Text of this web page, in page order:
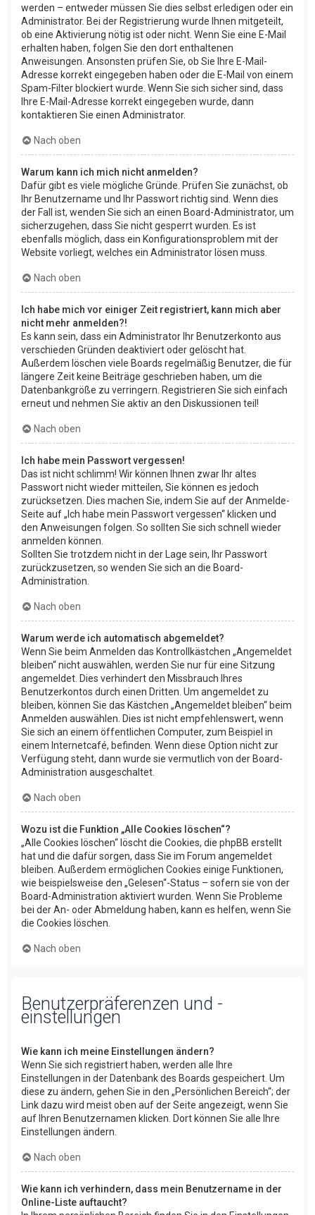
werden – entweder müssen Sie dies selbst erledigen oder ein
Administrator. Bei der Registrierung wurde Ihnen mitgeteilt,
ob eine Aktivierung nötig ist oder nicht. Wenn Sie eine E-Mail
erhalten haben, folgen Sie den dort enthaltenen
Anweisungen. Ansonsten prüfen Sie, ob Sie Ihre E-Mail-
Adresse korrekt eingegeben haben oder die E-Mail von einem
Spam-Filter blockiert wurde. Wenn Sie sich sicher sind, dass
Ihre E-Mail-Adresse korrekt eingegeben wurde, dann
kontaktieren Sie einen Administrator.
Nach oben
Warum kann ich mich nicht anmelden?
Dafür gibt es viele mögliche Gründe. Prüfen Sie zunächst, ob
Ihr Benutzername und Ihr Passwort richtig sind. Wenn dies
der Fall ist, wenden Sie sich an einen Board-Administrator, um
sicherzugehen, dass Sie nicht gesperrt wurden. Es ist
ebenfalls möglich, dass ein Konfigurationsproblem mit der
Website vorliegt, welches ein Administrator lösen muss.
Nach oben
Ich habe mich vor einiger Zeit registriert, kann mich aber
nicht mehr anmelden?!
Es kann sein, dass ein Administrator Ihr Benutzerkonto aus
verschieden Gründen deaktiviert oder gelöscht hat.
Außerdem löschen viele Boards regelmäßig Benutzer, die für
längere Zeit keine Beiträge geschrieben haben, um die
Datenbankgröße zu verringern. Registrieren Sie sich einfach
erneut und nehmen Sie aktiv an den Diskussionen teil!
Nach oben
Ich habe mein Passwort vergessen!
Das ist nicht schlimm! Wir können Ihnen zwar Ihr altes
Passwort nicht wieder mitteilen, Sie können es jedoch
zurücksetzen. Dies machen Sie, indem Sie auf der Anmelde-
Seite auf „Ich habe mein Passwort vergessen“ klicken und
den Anweisungen folgen. So sollten Sie sich schnell wieder
anmelden können.
Sollten Sie trotzdem nicht in der Lage sein, Ihr Passwort
zurückzusetzen, so wenden Sie sich an die Board-
Administration.
Nach oben
Warum werde ich automatisch abgemeldet?
Wenn Sie beim Anmelden das Kontrollkästchen „Angemeldet
bleiben“ nicht auswählen, werden Sie nur für eine Sitzung
angemeldet. Dies verhindert den Missbrauch Ihres
Benutzerkontos durch einen Dritten. Um angemeldet zu
bleiben, können Sie das Kästchen „Angemeldet bleiben“ beim
Anmelden auswählen. Dies ist nicht empfehlenswert, wenn
Sie sich an einem öffentlichen Computer, zum Beispiel in
einem Internetcafé, befinden. Wenn diese Option nicht zur
Verfügung steht, dann wurde sie vermutlich von der Board-
Administration ausgeschaltet.
Nach oben
Wozu ist die Funktion „Alle Cookies löschen“?
„Alle Cookies löschen“ löscht die Cookies, die phpBB erstellt
hat und die dafür sorgen, dass Sie im Forum angemeldet
bleiben. Außerdem ermöglichen Cookies einige Funktionen,
wie beispielsweise den „Gelesen“-Status – sofern sie von der
Board-Administration aktiviert wurden. Wenn Sie Probleme
bei der An- oder Abmeldung haben, kann es helfen, wenn Sie
die Cookies löschen.
Nach oben
Benutzerpräferenzen und -
einstellungen
Wie kann ich meine Einstellungen ändern?
Wenn Sie sich registriert haben, werden alle Ihre
Einstellungen in der Datenbank des Boards gespeichert. Um
diese zu ändern, gehen Sie in den „Persönlichen Bereich“; der
Link dazu wird meist oben auf der Seite angezeigt, wenn Sie
auf Ihren Benutzernamen klicken. Dort können Sie alle Ihre
Einstellungen ändern.
Nach oben
Wie kann ich verhindern, dass mein Benutzername in der
Online-Liste auftaucht?